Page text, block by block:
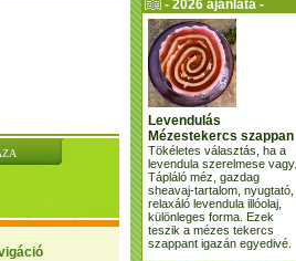
- 2026 ajánlata -
Levendulás
Mézestekercs szappan
Tökéletes választás, ha a
levendula szerelmese vagy.
Tápláló méz, gazdag
sheavaj-tartalom, nyugtató,
relaxáló levendula illóolaj,
különleges forma. Ezek
teszik a mézes tekercs
szappant igazán egyedivé.